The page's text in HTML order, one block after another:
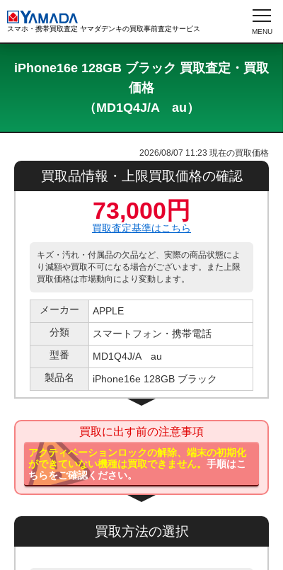
スマホ・携帯買取査定 ヤマダデンキの買取事前査定サービス
iPhone16e 128GB ブラック 買取査定・買取
価格
（MD1Q4J/A au）
2026/08/07 11:23 現在の買取価格
買取品情報・上限買取価格の確認
73,000円
買取査定基準はこちら
キズ・汚れ・付属品の欠品など、実際の商品状態によ
り減額や買取不可になる場合がございます。また上限
買取価格は市場動向により変動します。
メーカー
APPLE
分類
スマートフォン・携帯電話
型番
MD1Q4J/A au
製品名
iPhone16e 128GB ブラック
買取に出す前の注意事項
アクティベーションロックの解除、端末の初期化
ができていない機種は買取できません。手順はこ
ちらをご確認ください。
買取方法の選択